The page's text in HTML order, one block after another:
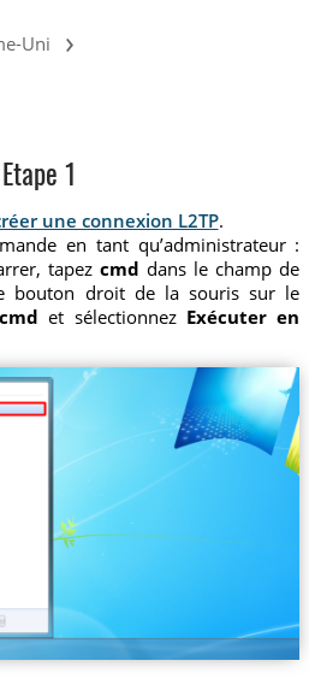
Uni ›
Etape 1
une connexion L2TP.
en tant qu’administrateur :
tapezcmd dans le champ de
bouton droit de la souris sur le
cmd et sélectionnez Exécuter en